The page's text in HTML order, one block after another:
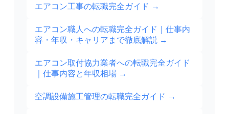
エアコン工事の転職完全ガイド →
エアコン職人への転職完全ガイド｜仕事内
容・年収・キャリアまで徹底解説 →
エアコン取付協力業者への転職完全ガイド
｜仕事内容と年収相場 →
空調設備施工管理の転職完全ガイド →